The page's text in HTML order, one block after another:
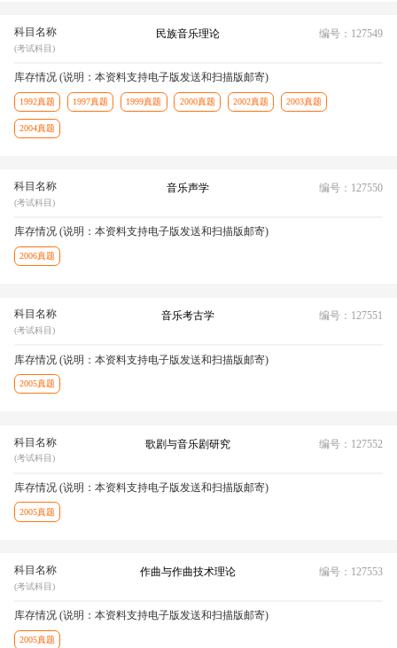
科目名称
(考试科目)
民族音乐理论 编号：127549
库存情况 (说明：本资料支持电子版发送和扫描版邮寄)
1992真题 1997真题 1999真题 2000真题 2002真题 2003真题
2004真题
科目名称
(考试科目)
音乐声学 编号：127550
库存情况 (说明：本资料支持电子版发送和扫描版邮寄)
2006真题
科目名称
(考试科目)
音乐考古学 编号：127551
库存情况 (说明：本资料支持电子版发送和扫描版邮寄)
2005真题
科目名称
(考试科目)
歌剧与音乐剧研究 编号：127552
库存情况 (说明：本资料支持电子版发送和扫描版邮寄)
2005真题
科目名称
(考试科目)
作曲与作曲技术理论 编号：127553
库存情况 (说明：本资料支持电子版发送和扫描版邮寄)
2005真题